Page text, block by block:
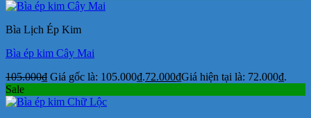
Bìa Lịch Ép Kim
Bìa ép kim Cây Mai
105.000₫ Giá gốc là: 105.000₫.72.000₫Giá hiện tại là: 72.000₫.
Sale